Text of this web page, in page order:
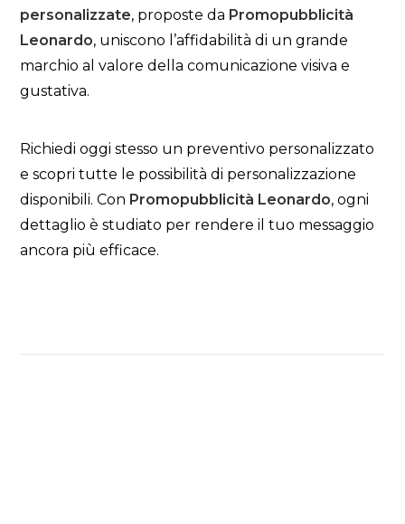
personalizzate, proposte da Promopubblicità
Leonardo, uniscono l’affidabilità di un grande
marchio al valore della comunicazione visiva e
gustativa.
Richiedi oggi stesso un preventivo personalizzato
e scopri tutte le possibilità di personalizzazione
disponibili. Con Promopubblicità Leonardo, ogni
dettaglio è studiato per rendere il tuo messaggio
ancora più efficace.